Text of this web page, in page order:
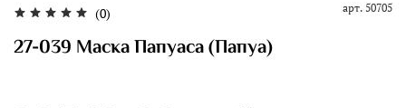
(0) арт. 50705
27-039 Маска Папуаса (Папуа)